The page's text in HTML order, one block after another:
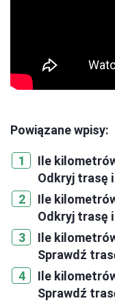
Powiązane wpisy:
Ile
Odkryj trasę
Ile
Odkryj trasę
Ile
Sprawdź
Ile
Sprawdź